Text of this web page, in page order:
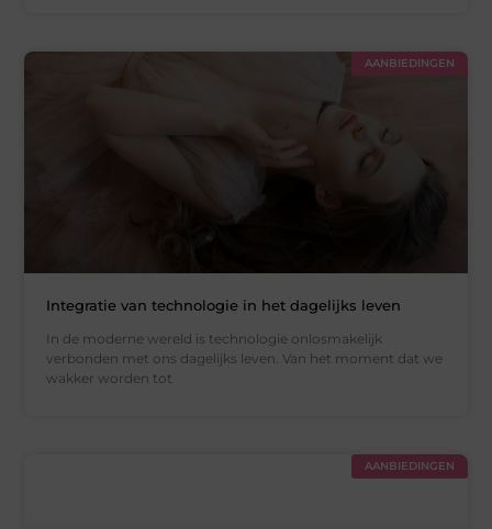
AANBIEDINGEN
Integratie van technologie in het dagelijks leven
In de moderne wereld is technologie onlosmakelijk
verbonden met ons dagelijks leven. Van het moment dat we
wakker worden tot
AANBIEDINGEN